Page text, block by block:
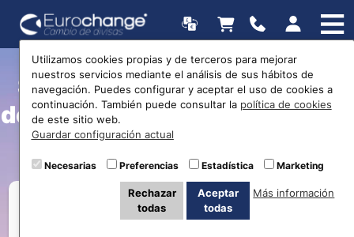
Sitges Pride 2026: La guía
definitiva y cómo preparar tu
dinero para la gran fiesta
Utilizamos cookies propias y de terceros para mejorar
nuestros servicios mediante el análisis de sus hábitos de
navegación. Puedes configurar y aceptar el uso de cookies a
continuación. También puede consultar la política de cookies
de este sitio web.
Guardar configuración actual
Necesarias Preferencias Estadística Marketing
Rechazar
todas
Aceptar
todas
Más información